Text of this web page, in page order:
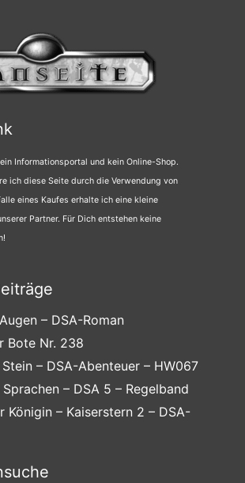
Informationsportal und kein Online-Shop.
ich diese Seite durch die Verwendung von
eines Kaufes erhalte ich eine kleine
Partner. Für Dich entstehen keine
– DSA-Roman
Bote Nr. 238
– DSA-Abenteuer – HW067
– DSA 5 – Regelband
Königin – Kaiserstern 2 – DSA-